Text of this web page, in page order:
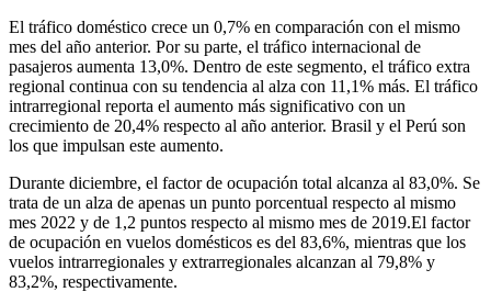
El tráfico doméstico crece un 0,7% en comparación con el mismo
mes del año anterior. Por su parte, el tráfico internacional de
pasajeros aumenta 13,0%. Dentro de este segmento, el tráfico extra
regional continua con su tendencia al alza con 11,1% más. El tráfico
intrarregional reporta el aumento más significativo con un
crecimiento de 20,4% respecto al año anterior. Brasil y el Perú son
los que impulsan este aumento.
Durante diciembre, el factor de ocupación total alcanza al 83,0%. Se
trata de un alza de apenas un punto porcentual respecto al mismo
mes 2022 y de 1,2 puntos respecto al mismo mes de 2019.El factor
de ocupación en vuelos domésticos es del 83,6%, mientras que los
vuelos intrarregionales y extrarregionales alcanzan al 79,8% y
83,2%, respectivamente.